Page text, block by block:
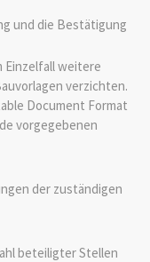
und die Bestätigung
Einzelfall weitere
verzichten.
Document Format
vorgegebenen
der zuständigen
beteiligter Stellen